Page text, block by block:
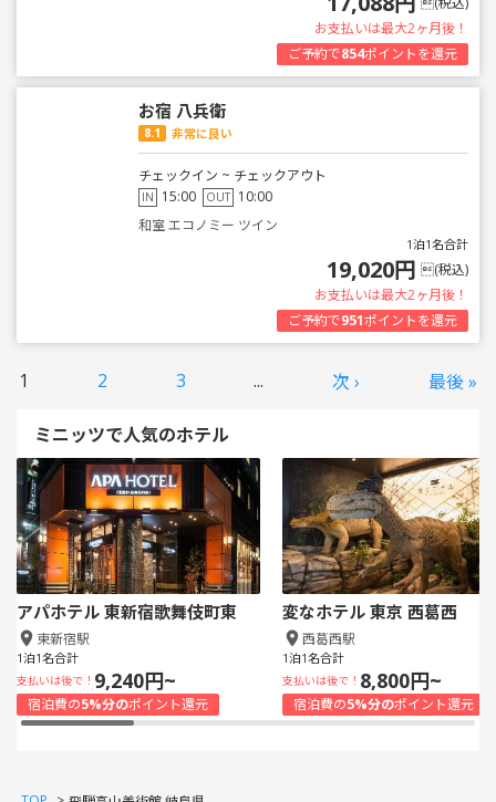
お支払いは最大2ヶ月後！
ご予約で854ポイントを還元
お宿 八兵衛
8.1 非常に良い
チェックイン ~ チェックアウト
IN 15:00 OUT 10:00
和室 エコノミー ツイン
1泊1名合計
19,020円 (税込)
お支払いは最大2ヶ月後！
ご予約で951ポイントを還元
1 2 3 ... 次 › 最後 »
ミニッツで人気のホテル
アパホテル 東新宿歌舞伎町東
東新宿駅
1泊1名合計
支払いは後で！ 9,240円~
宿泊費の5%分のポイント還元
変なホテル 東京 西葛西
西葛西駅
1泊1名合計
支払いは後で！ 8,800円~
宿泊費の5%分のポイント還元